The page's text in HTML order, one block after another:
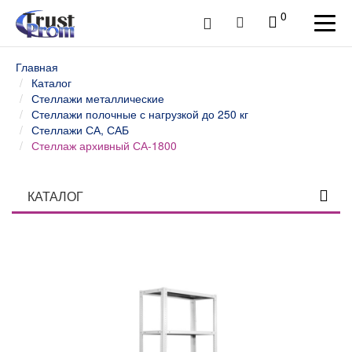
0
Главная
Каталог
Стеллажи металлические
Стеллажи полочные с нагрузкой до 250 кг
Стеллажи СА, САБ
Стеллаж архивный СА-1800
КАТАЛОГ
Шкафы инструментальные
Тумбы, шкафы и тележки диагностические /